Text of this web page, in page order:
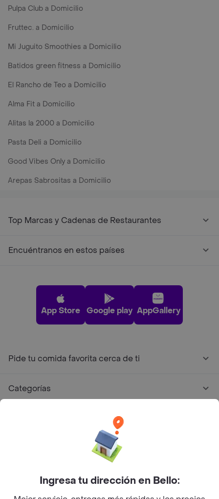
Pulpa Club a Domicilio
Fruttec. a Domicilio
Mi Juguito Smoothies a Domicilio
Batidos green fitness a Domicilio
El Rancho de Teo a Domicilio
Alma Fit a Domicilio
Alitas la 2000 a Domicilio
Pasta Deli a Domicilio
Good Vibes Only a Domicilio
Arepas Sabrositas a Domicilio
Top Marcas y Cadenas de Restaurantes
Encuéntranos en estos países
App Store Google play AppGallery
Pide tu comida favorita cerca de ti
Categorías
Facebook
Twitter
Instagram
Ingresa tu dirección en Bello: